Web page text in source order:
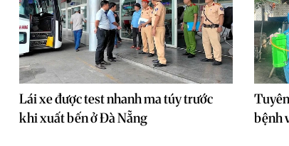
Lái xe được test nhanh ma túy trước
khi xuất bến ở Đà Nẵng
bệnh